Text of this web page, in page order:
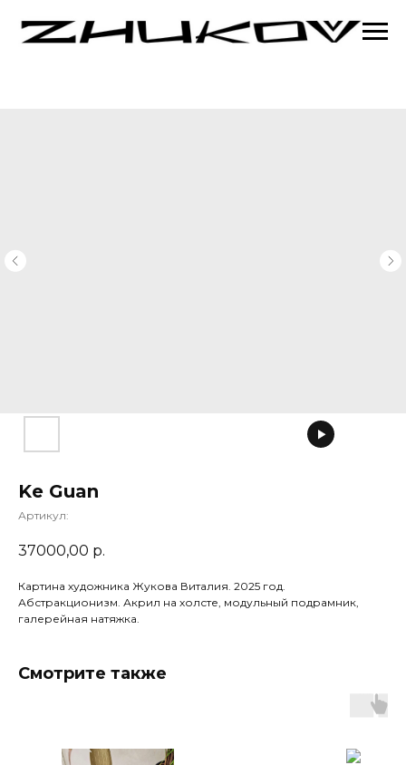
Ke Guan
Артикул:
37000,00 р.
Картина художника Жукова Виталия. 2025 год.
Абстракционизм. Акрил на холсте, модульный подрамник,
галерейная натяжка.
Смотрите также